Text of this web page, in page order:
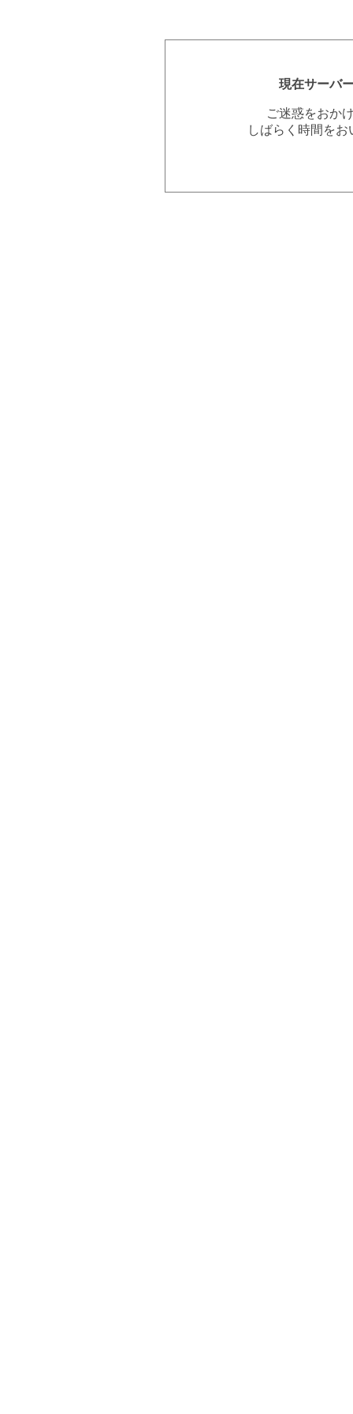
現在サーバ
ご迷惑をおか
しばらく時間を